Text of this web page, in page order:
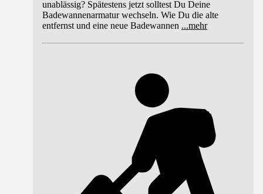
unablässig? Spätestens jetzt solltest Du Deine
Badewannenarmatur wechseln. Wie Du die alte
entfernst und eine neue Badewannen ...mehr